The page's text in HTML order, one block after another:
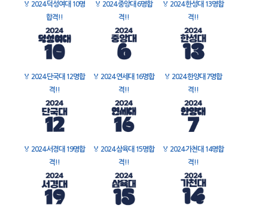
🏅 2024 덕성여대 10명
합격!!
🏅 2024 중앙대 6명합
격!!
🏅 2024 한성대 13명합
격!!
🏅 2024 단국대 12명합
격!!
🏅 2024 연세대 16명합
격!!
🏅 2024 한양대 7명합
격!!
🏅 2024 서경대 19명합
격!!
🏅 2024 삼육대 15명합
격!!
🏅 2024 가천대 14명합
격!!